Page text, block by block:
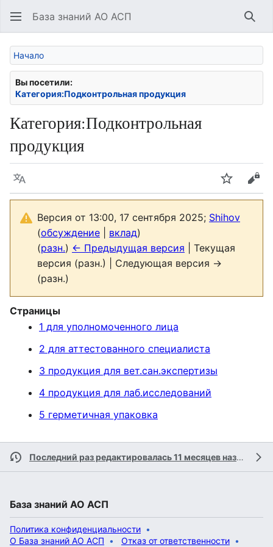
База знаний АО АСП
Начало
Вы посетили:
Категория:Подконтрольная продукция
Категория:Подконтрольная
продукция
Язык Следить
Версия от 13:00, 17 сентября 2025; Shihov
(обсуждение вклад)
(разн.) ← Предыдущая версия | Текущая
версия (разн.) | Следующая версия →
(разн.)
Страницы
1 для уполномоченного лица
2 для аттестованного специалиста
3 продукция для вет.сан.экспертизы
4 продукция для лаб.исследований
5 герметичная упаковка
Последний раз редактировалась 11 месяцев назад
База знаний АО АСП
Политика конфиденциальности
О База знаний АО АСП
Отказ от ответственности